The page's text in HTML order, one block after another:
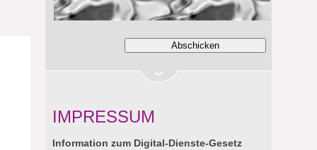
IMPRESSUM
Information zum Digital-Dienste-Gesetz